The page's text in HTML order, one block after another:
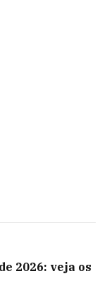
2026: veja os